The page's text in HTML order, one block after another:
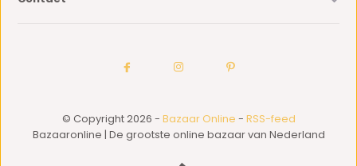
© Copyright 2026 - Bazaar Online - RSS-feed
Bazaaronline | De grootste online bazaar van Nederland